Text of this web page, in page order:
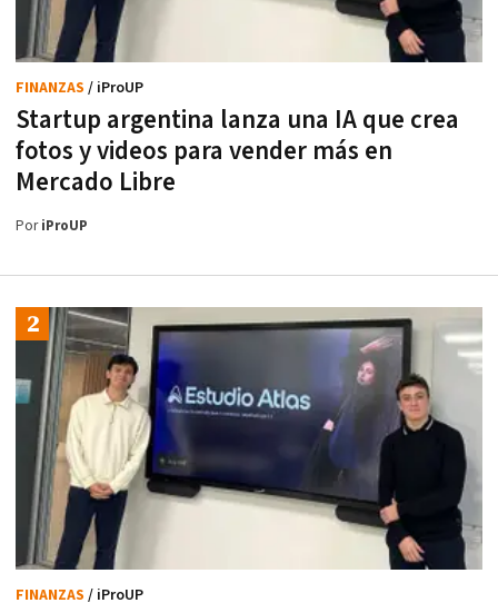
Startup argentina lanza una IA que crea
fotos y videos para vender más en
Mercado Libre
FINANZAS / iProUP
PoriProUP
FINANZAS / iProUP